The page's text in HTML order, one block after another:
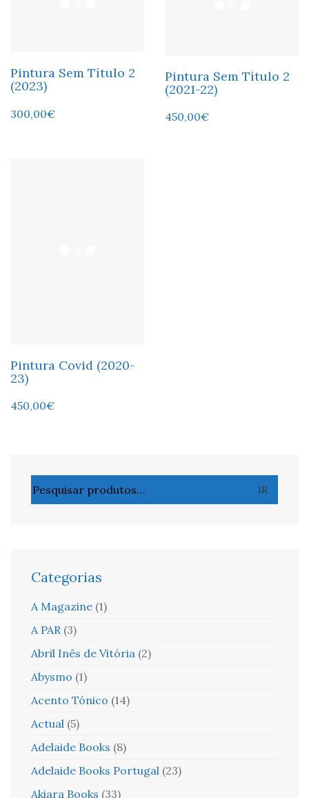
Pintura Sem Título 2
(2023)
300,00€
Pintura Sem Título 2
(2021-22)
450,00€
Pintura Covid (2020-
23)
450,00€
por:
IR
Categorias
A Magazine (1)
A PAR (3)
Abril Inês de Vitória (2)
Abysmo (1)
Acento Tónico (14)
Actual (5)
Adelaide Books (8)
Adelaide Books Portugal (23)
Akiara Books (33)